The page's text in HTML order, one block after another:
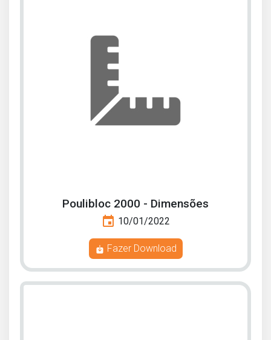
Poulibloc 2000 - Dimensões
event 10/01/2022
Fazer Download